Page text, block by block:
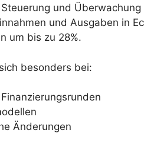
und
und Ausgaben in
um bis zu 28%.
besonders bei:
Änderungen